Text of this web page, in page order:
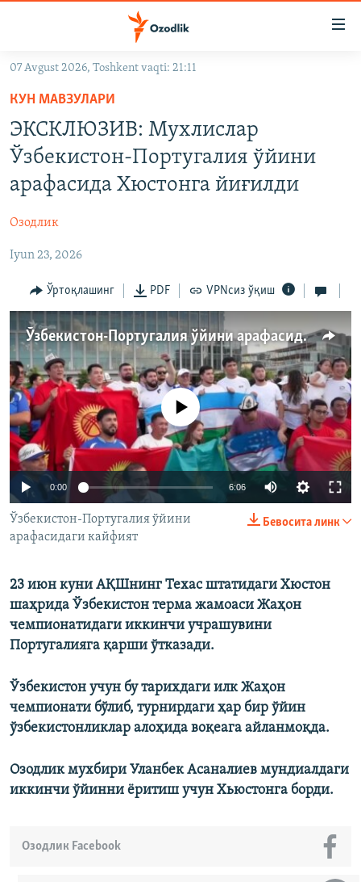
Асосий
навигацияга
ўтинг
Қидиришга
ўтинг
OZODARXIV
На русском
ИЖТИМОИЙ ТАРМОҚЛАР
Озодлик бошқа тилларда
07 Avgust 2026, Toshkent vaqti: 21:11
КУН МАВЗУЛАРИ
ЭКСКЛЮЗИВ: Мухлислар
Ўзбекистон-Португалия ўйини
арафасида Хюстонга йиғилди
Озодлик
Iyun 23, 2026
Ўртоқлашинг PDF VPNсиз ўқиш
Ўзбекистон-Португалия ўйини арафасидаги кайфият
480p
Айни дамда медиа-манба мавжуд эмас
0:00 6:06
Бевосита линк
Ўзбекистон-Португалия ўйини
арафасидаги кайфият
23 июн куни АҚШнинг Техас штатидаги Хюстон
шаҳрида Ўзбекистон терма жамоаси Жаҳон
чемпионатидаги иккинчи учрашувини
Португалияга қарши ўтказади.
Ўзбекистон учун бу тарихдаги илк Жаҳон
чемпионати бўлиб, турнирдаги ҳар бир ўйин
ўзбекистонликлар алоҳида воқеага айланмоқда.
Озодлик мухбири Уланбек Асаналиев мундиалдаги
иккинчи ўйинни ёритиш учун Хьюстонга борди.
Озодлик Facebook